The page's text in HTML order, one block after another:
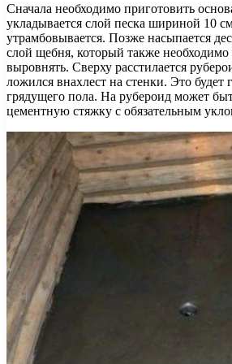
Сначала необходимо приготовить
укладывается слой песка шириной 10
утрамбовывается. Позже насыпается
слой щебня, который также необходимо
выровнять. Сверху расстилается
ложился внахлест на стенки. Это будет
грядущего пола. На рубероид может
цементную стяжку с обязательным